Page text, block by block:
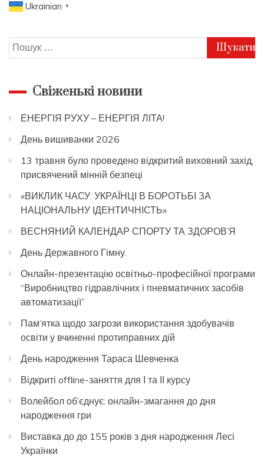
Ukrainian ▼
Пошук:
Свіженькі новини
ЕНЕРГІЯ РУХУ – ЕНЕРГІЯ ЛІТА!
День вишиванки 2026
13 травня було проведено відкритий виховний захід,
присвячений мінній безпеці
«ВИКЛИК ЧАСУ: УКРАЇНЦІ В БОРОТЬБІ ЗА
НАЦІОНАЛЬНУ ІДЕНТИЧНІСТЬ»
ВЕСНЯНИЙ КАЛЕНДАР СПОРТУ ТА ЗДОРОВ’Я
День Державного Гімну.
Онлайн-презентацію освітньо-професійної програми
“Виробництво гідравлічних і пневматичних засобів
автоматизації”
Пам’ятка щодо загрози використання здобувачів
освіти у вчиненні протиправних дій
День народження Тараса Шевченка
Відкриті offline-заняття для І та ІІ курсу
Волейбол об’єднує: онлайн-змагання до дня
народження гри
Виставка до до 155 років з дня народження Лесі
Українки